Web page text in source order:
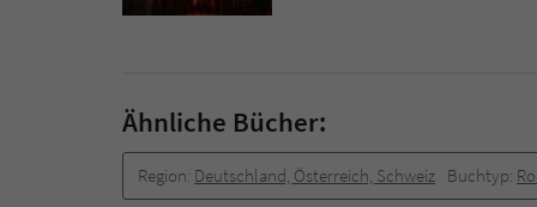
Ähnliche Bücher:
Region: Deutschland, Österreich, Schweiz Buchtyp: